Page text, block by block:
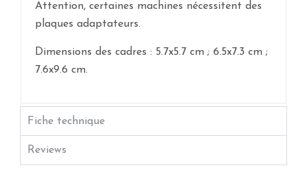
Attention, certaines machines nécessitent des
plaques adaptateurs.
Dimensions des cadres : 5.7x5.7 cm ; 6.5x7.3 cm ;
7.6x9.6 cm.
Fiche technique
Reviews